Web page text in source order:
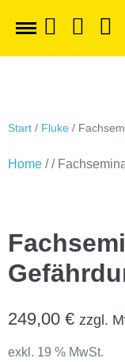
Start / Fluke /
Home / /
249,00 € zzgl.
exkl. 19 % MwSt.